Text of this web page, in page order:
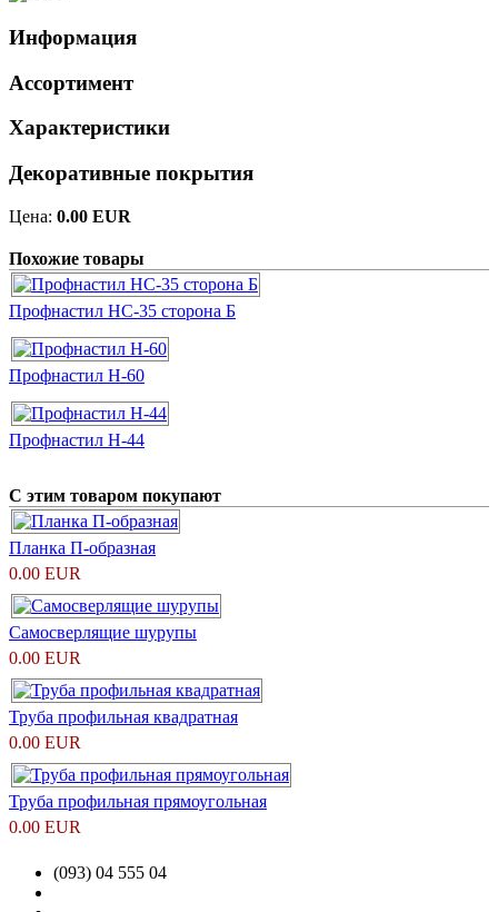
Информация
Ассортимент
Характеристики
Декоративные покрытия
Цена: 0.00 EUR
Похожие товары
Профнастил НС-35 сторона Б
Профнастил H-60
Профнастил H-44
С этим товаром покупают
Планка П-образная
0.00 EUR
Самосверлящие шурупы
0.00 EUR
Труба профильная квадратная
0.00 EUR
Труба профильная прямоугольная
0.00 EUR
(093) 04 555 04